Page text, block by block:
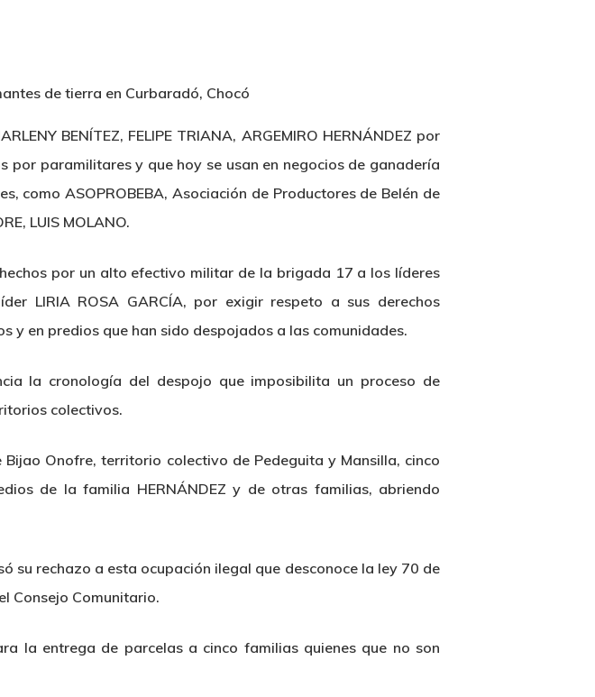
BENÍTEZ, FELIPE TRIANA, ARGEMIRO HERNÁNDEZ por
paramilitares y que hoy se usan en negocios de ganadería
como ASOPROBEBA, Asociación de Productores de Belén de
LUIS MOLANO.
por un alto efectivo militar de la brigada 17 a los líderes
LIRIA ROSA GARCÍA, por exigir respeto a sus derechos
y en predios que han sido despojados a las comunidades.
la cronología del despojo que imposibilita un proceso de
colectivos.
Onofre, territorio colectivo de Pedeguita y Mansilla, cinco
de la familia HERNÁNDEZ y de otras familias, abriendo
su rechazo a esta ocupación ilegal que desconoce la ley 70 de
Consejo Comunitario.
la entrega de parcelas a cinco familias quienes que no son